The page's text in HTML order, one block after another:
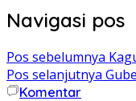
Navigasi pos
Pos sebelumnya
Pos selanjutnya
Komentar